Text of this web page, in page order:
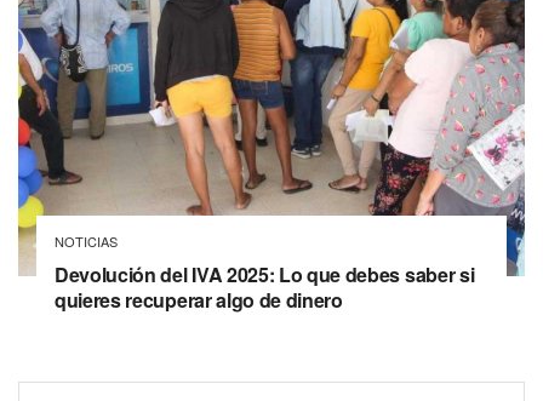
NOTICIAS
Devolución del IVA 2025: Lo que debes saber si
quieres recuperar algo de dinero